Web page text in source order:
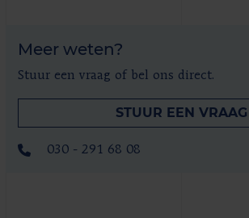
Meer weten?
Stuur een vraag of bel ons direct.
STUUR EEN VRAAG
030 - 291 68 08